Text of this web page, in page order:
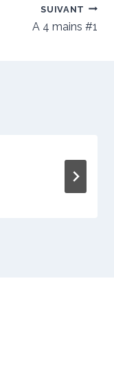
SUIVANT
A 4 mains #1